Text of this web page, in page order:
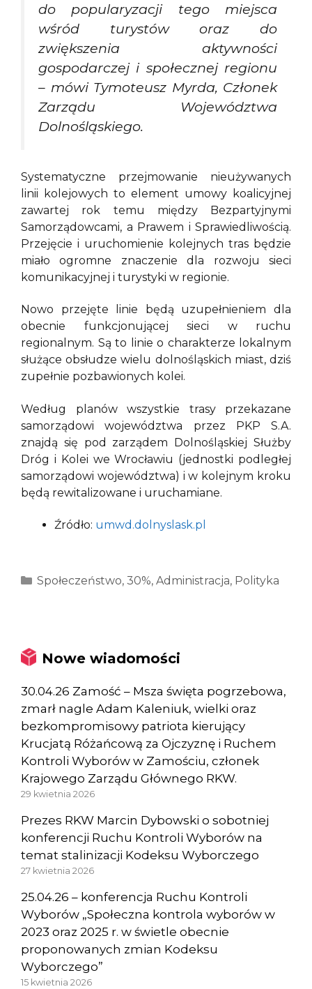
do popularyzacji tego miejsca
wśród turystów oraz do
zwiększenia aktywności
gospodarczej i społecznej regionu
– mówi Tymoteusz Myrda, Członek
Zarządu Województwa
Dolnośląskiego.
Systematyczne przejmowanie nieużywanych
linii kolejowych to element umowy koalicyjnej
zawartej rok temu między Bezpartyjnymi
Samorządowcami, a Prawem i Sprawiedliwością.
Przejęcie i uruchomienie kolejnych tras będzie
miało ogromne znaczenie dla rozwoju sieci
komunikacyjnej i turystyki w regionie.
Nowo przejęte linie będą uzupełnieniem dla
obecnie funkcjonującej sieci w ruchu
regionalnym. Są to linie o charakterze lokalnym
służące obsłudze wielu dolnośląskich miast, dziś
zupełnie pozbawionych kolei.
Według planów wszystkie trasy przekazane
samorządowi województwa przez PKP S.A.
znajdą się pod zarządem Dolnośląskiej Służby
Dróg i Kolei we Wrocławiu (jednostki podległej
samorządowi województwa) i w kolejnym kroku
będą rewitalizowane i uruchamiane.
Źródło: umwd.dolnyslask.pl
Kategorie
Społeczeństwo, 30%, Administracja, Polityka
Nowe wiadomości
30.04.26 Zamość – Msza święta pogrzebowa,
zmarł nagle Adam Kaleniuk, wielki oraz
bezkompromisowy patriota kierujący
Krucjatą Różańcową za Ojczyznę i Ruchem
Kontroli Wyborów w Zamościu, członek
Krajowego Zarządu Głównego RKW.
29 kwietnia 2026
Prezes RKW Marcin Dybowski o sobotniej
konferencji Ruchu Kontroli Wyborów na
temat stalinizacji Kodeksu Wyborczego
27 kwietnia 2026
25.04.26 – konferencja Ruchu Kontroli
Wyborów „Społeczna kontrola wyborów w
2023 oraz 2025 r. w świetle obecnie
proponowanych zmian Kodeksu
Wyborczego”
15 kwietnia 2026